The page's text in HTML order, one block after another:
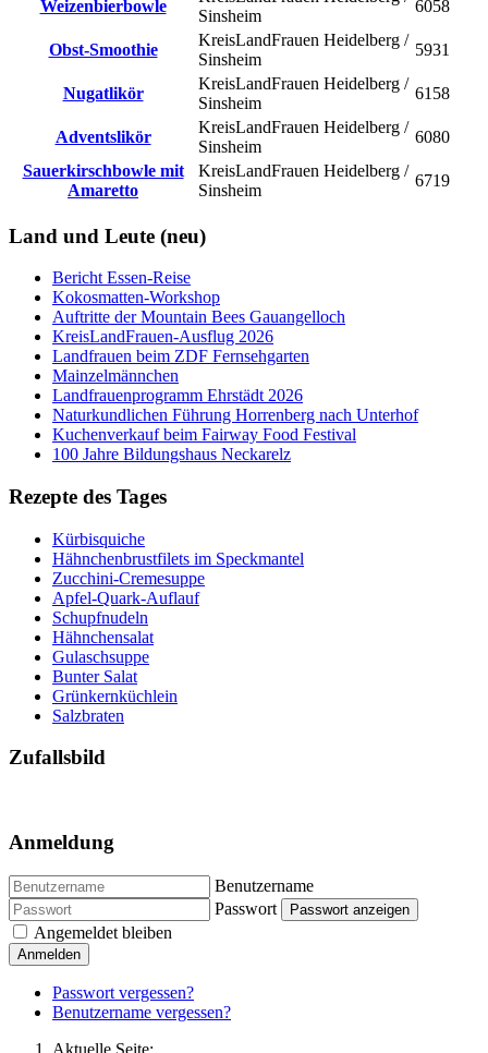
Weizenbierbowle
Sinsheim
6058
Obst-Smoothie
KreisLandFrauen Heidelberg /
Sinsheim
5931
Nugatlikör
KreisLandFrauen Heidelberg /
Sinsheim
6158
Adventslikör
KreisLandFrauen Heidelberg /
Sinsheim
6080
Sauerkirschbowle mit
Amaretto
KreisLandFrauen Heidelberg /
Sinsheim
6719
Land und Leute (neu)
Bericht Essen-Reise
Kokosmatten-Workshop
Auftritte der Mountain Bees Gauangelloch
KreisLandFrauen-Ausflug 2026
Landfrauen beim ZDF Fernsehgarten
Mainzelmännchen
Landfrauenprogramm Ehrstädt 2026
Naturkundlichen Führung Horrenberg nach Unterhof
Kuchenverkauf beim Fairway Food Festival
100 Jahre Bildungshaus Neckarelz
Rezepte des Tages
Kürbisquiche
Hähnchenbrustfilets im Speckmantel
Zucchini-Cremesuppe
Apfel-Quark-Auflauf
Schupfnudeln
Hähnchensalat
Gulaschsuppe
Bunter Salat
Grünkernküchlein
Salzbraten
Zufallsbild
Anmeldung
Benutzername
Passwort
Passwort anzeigen
Angemeldet bleiben
Anmelden
Passwort vergessen?
Benutzername vergessen?
Aktuelle Seite: